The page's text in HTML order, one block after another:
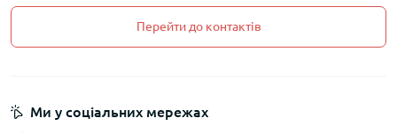
Перейти до контактів
Ми у соціальних мережах